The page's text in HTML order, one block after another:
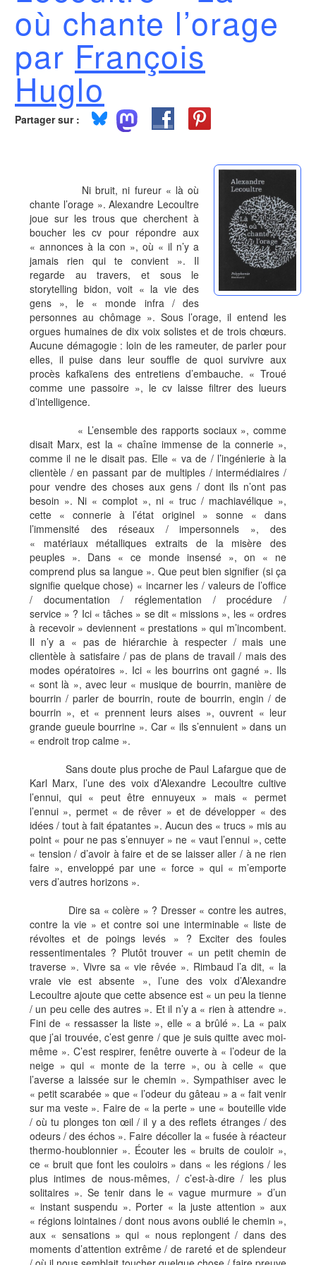
où chante l’orage
par François
Huglo
Partager sur :
Ni bruit, ni fureur « là où
chante l’orage ». Alexandre Lecoultre
joue sur les trous que cherchent à
boucher les cv pour répondre aux
« annonces à la con », où « il n’y a
jamais rien qui te convient ». Il
regarde au travers, et sous le
storytelling bidon, voit « la vie des
gens », le « monde infra / des
personnes au chômage ». Sous l’orage, il entend les
orgues humaines de dix voix solistes et de trois chœurs.
Aucune démagogie : loin de les rameuter, de parler pour
elles, il puise dans leur souffle de quoi survivre aux
procès kafkaïens des entretiens d’embauche. « Troué
comme une passoire », le cv laisse filtrer des lueurs
d’intelligence.
« L’ensemble des rapports sociaux », comme
disait Marx, est la « chaîne immense de la connerie »,
comme il ne le disait pas. Elle « va de / l’ingénierie à la
clientèle / en passant par de multiples / intermédiaires /
pour vendre des choses aux gens / dont ils n’ont pas
besoin ». Ni « complot », ni « truc / machiavélique »,
cette « connerie à l’état originel » sonne « dans
l’immensité des réseaux / impersonnels », des
« matériaux métalliques extraits de la misère des
peuples ». Dans « ce monde insensé », on « ne
comprend plus sa langue ». Que peut bien signifier (si ça
signifie quelque chose) « incarner les / valeurs de l’office
/ documentation / réglementation / procédure /
service » ? Ici « tâches » se dit « missions », les « ordres
à recevoir » deviennent « prestations » qui m’incombent.
Il n’y a « pas de hiérarchie à respecter / mais une
clientèle à satisfaire / pas de plans de travail / mais des
modes opératoires ». Ici « les bourrins ont gagné ». Ils
« sont là », avec leur « musique de bourrin, manière de
bourrin / parler de bourrin, route de bourrin, engin / de
bourrin », et « prennent leurs aises », ouvrent « leur
grande gueule bourrine ». Car « ils s’ennuient » dans un
« endroit trop calme ».
Sans doute plus proche de Paul Lafargue que de
Karl Marx, l’une des voix d’Alexandre Lecoultre cultive
l’ennui, qui « peut être ennuyeux » mais « permet
l’ennui », permet « de rêver » et de développer « des
idées / tout à fait épatantes ». Aucun des « trucs » mis au
point « pour ne pas s’ennuyer » ne « vaut l’ennui », cette
« tension / d’avoir à faire et de se laisser aller / à ne rien
faire », enveloppé par une « force » qui « m’emporte
vers d’autres horizons ».
Dire sa « colère » ? Dresser « contre les autres,
contre la vie » et contre soi une interminable « liste de
révoltes et de poings levés » ? Exciter des foules
ressentimentales ? Plutôt trouver « un petit chemin de
traverse ». Vivre sa « vie rêvée ». Rimbaud l’a dit, « la
vraie vie est absente », l’une des voix d’Alexandre
Lecoultre ajoute que cette absence est « un peu la tienne
/ un peu celle des autres ». Et il n’y a « rien à attendre ».
Fini de « ressasser la liste », elle « a brûlé ». La « paix
que j’ai trouvée, c’est genre / que je suis quitte avec moi-
même ». C’est respirer, fenêtre ouverte à « l’odeur de la
neige » qui « monte de la terre », ou à celle « que
l’averse a laissée sur le chemin ». Sympathiser avec le
« petit scarabée » que « l’odeur du gâteau » a « fait venir
sur ma veste ». Faire de « la perte » une « bouteille vide
/ où tu plonges ton œil / il y a des reflets étranges / des
odeurs / des échos ». Faire décoller la « fusée à réacteur
thermo-houblonnier ». Écouter les « bruits de couloir »,
ce « bruit que font les couloirs » dans « les régions / les
plus intimes de nous-mêmes, / c’est-à-dire / les plus
solitaires ». Se tenir dans le « vague murmure » d’un
« instant suspendu ». Porter « la juste attention » aux
« régions lointaines / dont nous avons oublié le chemin »,
aux « sensations » qui « nous replongent / dans des
moments d’attention extrême / de rareté et de splendeur